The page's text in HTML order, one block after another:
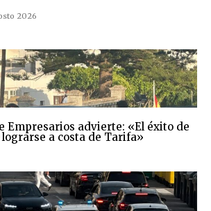
2026
Empresarios advierte: «El éxito de
lograrse a costa de Tarifa»